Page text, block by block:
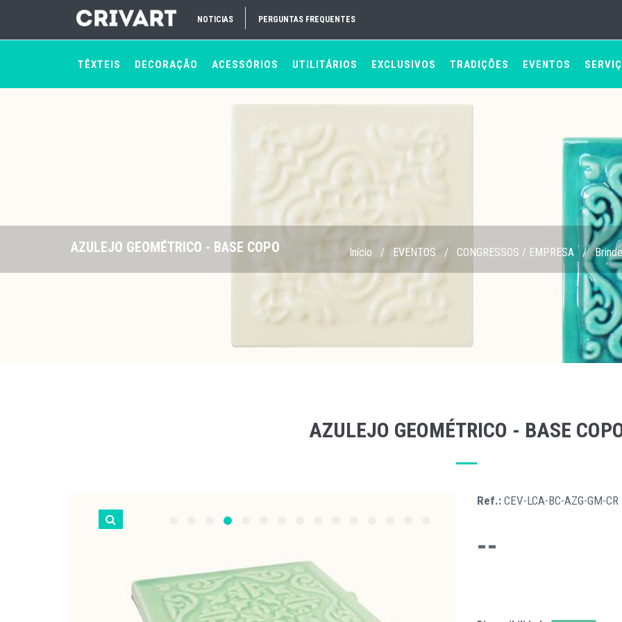
NOTICIAS PERGUNTAS FREQUENTES
TÊXTEIS DECORAÇÃO ACESSÓRIOS UTILITÁRIOS EXCLUSIVOS TRADIÇÕES EVENTOS
AZULEJO GEOMÉTRICO - BASE COPO Início / EVENTOS / CONGRESSOS / EMPRESA /
AZULEJO GEOMÉTRICO - BASE
Ref.: CEV-LCA-BC-AZG-GM-CR
--